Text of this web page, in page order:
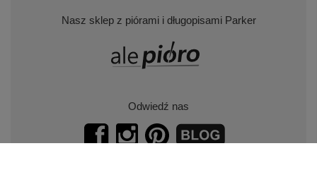
Nasz sklep z piórami i długopisami Parker
Odwiedź nas